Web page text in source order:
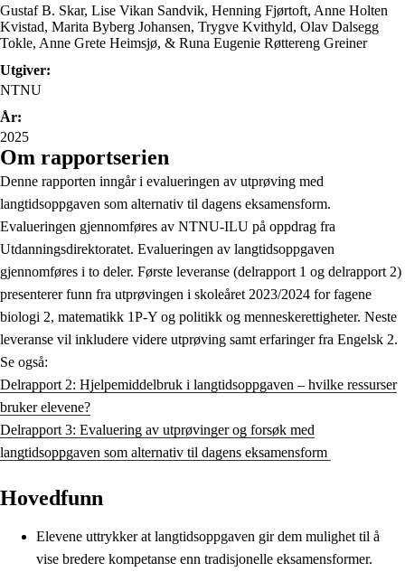
Gustaf B. Skar, Lise Vikan Sandvik, Henning Fjørtoft, Anne Holten
Kvistad, Marita Byberg Johansen, Trygve Kvithyld, Olav Dalsegg
Tokle, Anne Grete Heimsjø, & Runa Eugenie Røttereng Greiner
Utgiver:
NTNU
År:
2025
Om rapportserien
Denne rapporten inngår i evalueringen av utprøving med
langtidsoppgaven som alternativ til dagens eksamensform.
Evalueringen gjennomføres av NTNU-ILU på oppdrag fra
Utdanningsdirektoratet. Evalueringen av langtidsoppgaven
gjennomføres i to deler. Første leveranse (delrapport 1 og delrapport 2)
presenterer funn fra utprøvingen i skoleåret 2023/2024 for fagene
biologi 2, matematikk 1P-Y og politikk og menneskerettigheter. Neste
leveranse vil inkludere videre utprøving samt erfaringer fra Engelsk 2.
Se også:
Delrapport 2: Hjelpemiddelbruk i langtidsoppgaven – hvilke ressurser
bruker elevene?
Delrapport 3: Evaluering av utprøvinger og forsøk med
langtidsoppgaven som alternativ til dagens eksamensform
Hovedfunn
Elevene uttrykker at langtidsoppgaven gir dem mulighet til å
vise bredere kompetanse enn tradisjonelle eksamensformer.